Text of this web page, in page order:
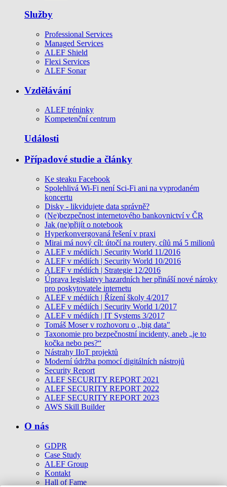
Služby
Professional Services
Managed Services
ALEF Shield
Flexi Services
ALEF Sonar
Vzdělávání
ALEF tréninky
Kompetenční centrum
Události
Případové studie a články
Ke steaku Facebook
Spolehlivá Wi-Fi není Sci-Fi ani na vyprodaném
koncertu
Disky - likvidujete data správně?
(Ne)bezpečnost internetového bankovnictví v ČR
Jak (ne)přijít o notebook
Hyperkonvergovaná řešení v praxi
Mirai má nový cíl: útočí na routery, cílů má 5 milionů
ALEF v médiích | Security World 11/2016
ALEF v médiích | Security World 10/2016
ALEF v médiích | Strategie 12/2016
Úprava legislativy hazardních her přináší nové nároky
pro poskytovatele internetu
ALEF v médiích | Řízení školy 4/2017
ALEF v médiích | Security World 1/2017
ALEF v médiích | IT Systems 3/2017
Tomáš Moser v rozhovoru o ,,big data"
Taxonomie pro bezpečnostní incidenty, aneb „je to
kočka nebo pes?“
Nástrahy IIoT projektů
Moderní údržba pomocí digitálních nástrojů
Security Report
ALEF SECURITY REPORT 2021
ALEF SECURITY REPORT 2022
ALEF SECURITY REPORT 2023
AWS Skill Builder
O nás
GDPR
Case Study
ALEF Group
Kontakt
Hall of Fame